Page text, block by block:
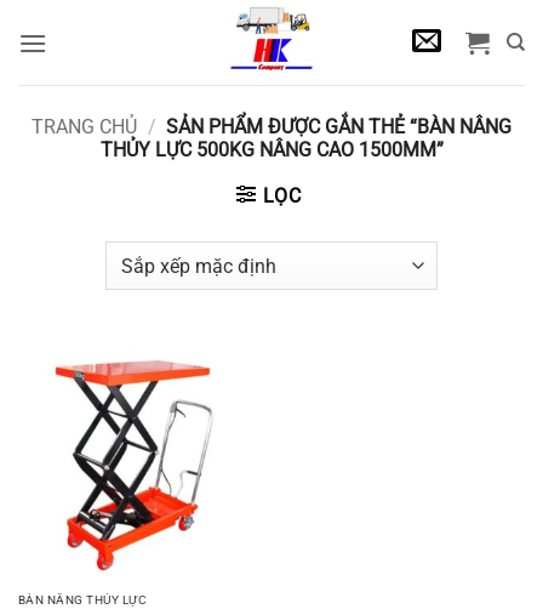
qua
TRANG CHỦ / SẢN PHẨM ĐƯỢC GẮN THẺ “BÀN NÂNG
THỦY LỰC 500KG NÂNG CAO 1500MM”
LỌC
BÀN NÂNG THỦY LỰC